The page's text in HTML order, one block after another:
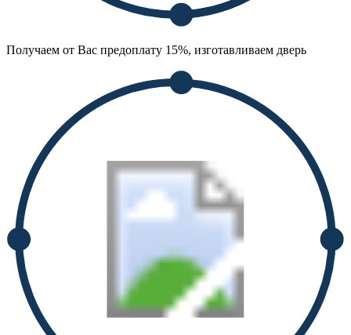
Получаем от Вас предоплату 15%, изготавливаем дверь